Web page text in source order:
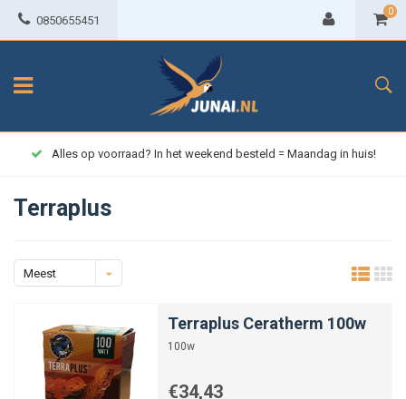
0850655451
0
Alles op voorraad? In het weekend besteld = Maandag in huis!
Terraplus
Meest
Terraplus Ceratherm 100w
100w
€34,43